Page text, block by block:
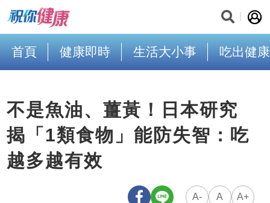
首頁 健康即時 生活大小事 吃出健康
不是魚油、薑黃！日本研究
揭「1類食物」能防失智：吃
越多越有效
A- A A+